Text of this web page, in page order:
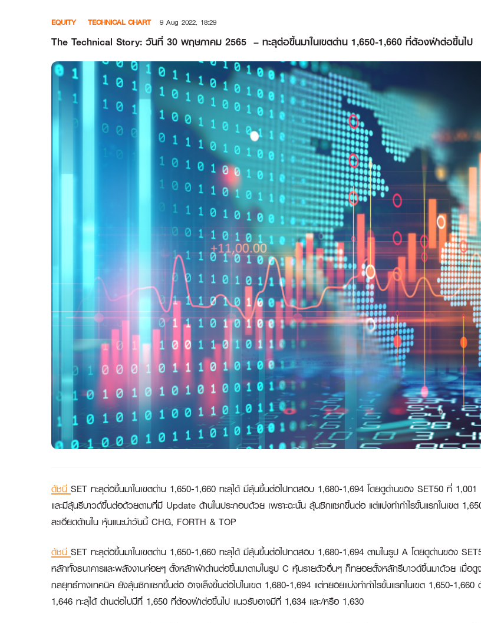
EQUITY TECHNICAL CHART 9 Aug 2022, 18:29
The Technical Story: วันที่ 30 พฤษภาคม 2565 – ทะลุต่อขึ้นมาในเขตด่าน 1,650-1,660 ที่ต้องฝ่าต่อขึ้นไป
ดัชนี SET ทะลุต่อขึ้นมาในเขตด่าน 1,650-1,660 ทะลุได้ มีลุ้นขึ้นต่อไปทดสอบ 1,680-1,694 โดยดูด่านของ SET50 ที่
และมีลุ้นรีบาวด์ขึ้นต่อด้วยตามที่มี Update ด้านในประกอบด้วย เพราะฉะนั้น ลุ้นซิกแซกขึ้นต่อ แต่แบ่งทำกำไรขั้นแรกในเขต
ละเอียดด้านใน หุ้นแนะนำวันนี้ CHG, FORTH & TOP
ดัชนี SET ทะลุต่อขึ้นมาในเขตด่าน 1,650-1,660 ทะลุได้ มีลุ้นขึ้นต่อไปทดสอบ 1,680-1,694 ตามในรูป A โดยดูด่านของ
หลักทั้งธนาคารและพลังงานค่อยๆ ตั้งหลักฝ่าด่านต่อขึ้นมาตามในรูป C หุ้นรายตัวอื่นๆ ก็ทยอยตั้งหลักรีบาวด์ขึ้นมาด้วย เมื่อ
กลยุทธ์ทางเทคนิค ยังลุ้นซิกแซกขึ้นต่อ อาจเล็งขึ้นต่อไปในเขต 1,680-1,694 แต่ทยอยแบ่งทำกำไรขั้นแรกในเขต 1,650-
1,646 ทะลุได้ ด่านต่อไปมีที่ 1,650 ที่ต้องฝ่าต่อขึ้นไป แนวรับอาจมีที่ 1,634 และ/หรือ 1,630